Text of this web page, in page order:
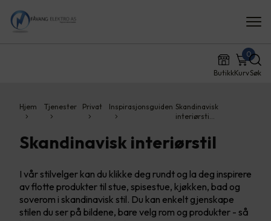
ButikkKurv
0
Søk
Hjem Tjenester Privat Inspirasjonsguiden Skandinavisk
interiørsti…
Skandinavisk interiørstil
I vår stilvelger kan du klikke deg rundt og la deg inspirere
av flotte produkter til stue, spisestue, kjøkken, bad og
soverom i skandinavisk stil. Du kan enkelt gjenskape
stilen du ser på bildene, bare velg rom og produkter - så